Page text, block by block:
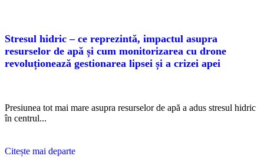
Stresul hidric – ce reprezintă, impactul asupra
resurselor de apă și cum monitorizarea cu drone
revoluționează gestionarea lipsei și a crizei apei
Presiunea tot mai mare asupra resurselor de apă a adus stresul hidric
în centrul...
Citește mai departe